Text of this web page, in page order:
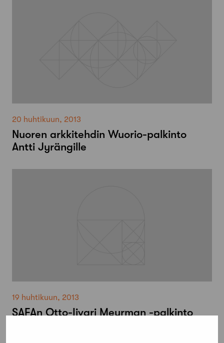
20 huhtikuun, 2013
Nuoren arkkitehdin Wuorio-palkinto
Antti Jyrängille
19 huhtikuun, 2013
SAFAn Otto-Iivari Meurman -palkinto